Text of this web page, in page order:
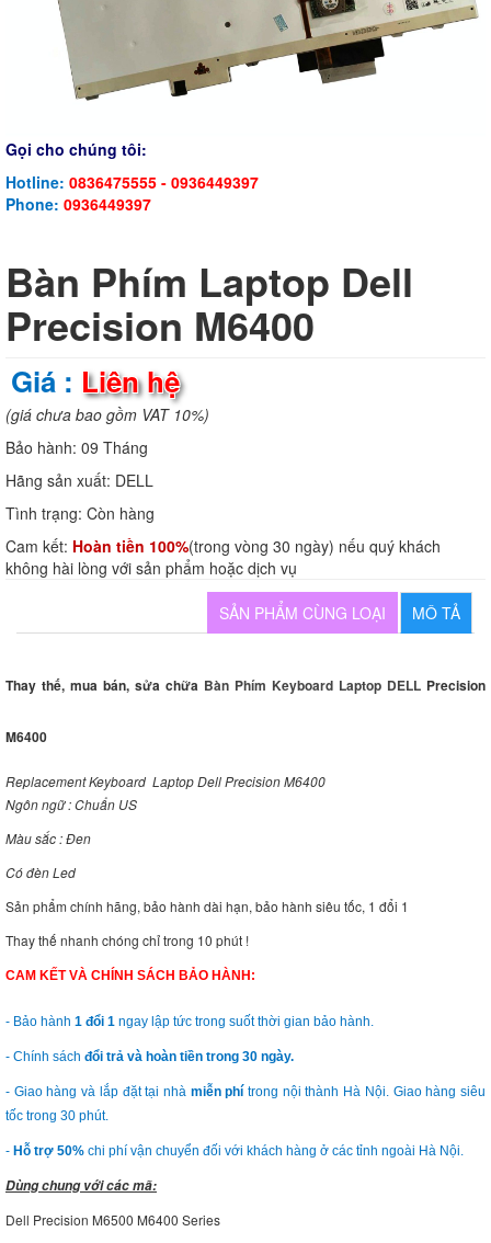
Gọi cho chúng tôi:
Hotline: 0836475555 - 0936449397
Phone: 0936449397
Bàn Phím Laptop Dell
Precision M6400
Giá : Liên hệ
(giá chưa bao gồm VAT 10%)
Bảo hành: 09 Tháng
Hãng sản xuất: DELL
Tình trạng: Còn hàng
Cam kết: Hoàn tiền 100%(trong vòng 30 ngày) nếu quý khách
không hài lòng với sản phẩm hoặc dịch vụ
MÔ TẢ
SẢN PHẨM CÙNG LOẠI
Thay thế, mua bán, sửa chữa Bàn Phím Keyboard Laptop DELL Precision
M6400
Replacement Keyboard Laptop Dell Precision M6400
Ngôn ngữ : Chuẩn US
Màu sắc : Đen
Có đèn Led
Sản phẩm chính hãng, bảo hành dài hạn, bảo hành siêu tốc, 1 đổi 1
Thay thế nhanh chóng chỉ trong 10 phút !
CAM KẾT VÀ CHÍNH SÁCH BẢO HÀNH:
- Bảo hành 1 đổi 1 ngay lập tức trong suốt thời gian bảo hành.
- Chính sách đổi trả và hoàn tiền trong 30 ngày.
- Giao hàng và lắp đặt tại nhà miễn phí trong nội thành Hà Nội. Giao hàng siêu
tốc trong 30 phút.
- Hỗ trợ 50% chi phí vận chuyển đối với khách hàng ở các tỉnh ngoài Hà Nội.
Dùng chung với các mã:
Dell Precision M6500 M6400 Series